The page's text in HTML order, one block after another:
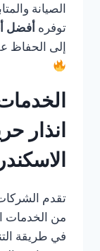
الصيانة
توفره أفضل
إلى الحفاظ
انذار
تقدم
من الخدمات
في طريقة